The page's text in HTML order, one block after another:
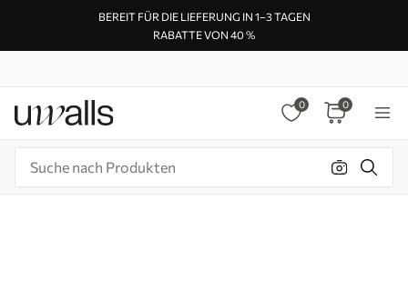
BEREIT FÜR DIE LIEFERUNG IN 1–3 TAGEN
RABATTE VON 40 %
0 0